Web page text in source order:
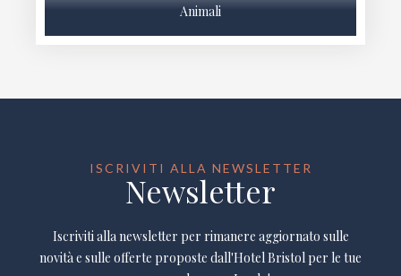
Animali
ISCRIVITI ALLA NEWSLETTER
Newsletter
Iscriviti alla newsletter per rimanere aggiornato sulle
novità e sulle offerte proposte dall'Hotel Bristol per le tue